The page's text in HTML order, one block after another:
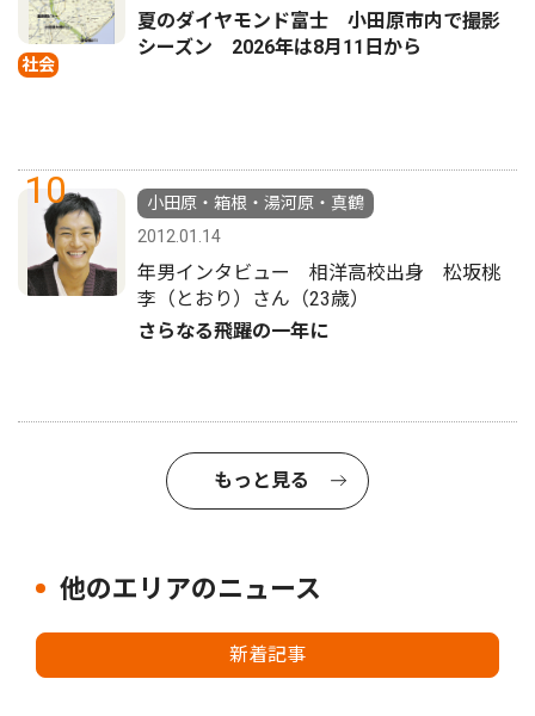
社会
夏のダイヤモンド富士 小田原市内で撮影
シーズン 2026年は8月11日から
10
小田原・箱根・湯河原・真鶴
2012.01.14
年男インタビュー 相洋高校出身 松坂桃
李（とおり）さん（23歳）
さらなる飛躍の一年に
もっと見る
他のエリアのニュース
新着記事